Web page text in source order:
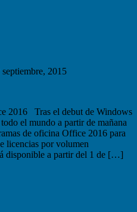
2015
2016 Tras el debut de Windows
el mundo a partir de mañana
de oficina Office 2016 para
licencias por volumen
disponible a partir del 1 de […]